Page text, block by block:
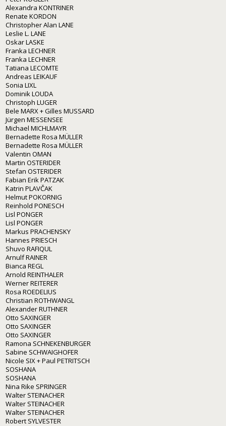
Alexandra KONTRINER
Renate KORDON
Christopher Alan LANE
Leslie L. LANE
Oskar LASKE
Franka LECHNER
Franka LECHNER
Tatiana LECOMTE
Andreas LEIKAUF
Sonia LIXL
Dominik LOUDA
Christoph LUGER
Bele MARX + Gilles MUSSARD
Jürgen MESSENSEE
Michael MICHLMAYR
Bernadette Rosa MÜLLER
Bernadette Rosa MÜLLER
Valentin OMAN
Martin OSTERIDER
Stefan OSTERIDER
Fabian Erik PATZAK
Katrin PLAVČAK
Helmut POKORNIG
Reinhold PONESCH
Lisl PONGER
Lisl PONGER
Markus PRACHENSKY
Hannes PRIESCH
Shuvo RAFIQUL
Arnulf RAINER
Bianca REGL
Arnold REINTHALER
Werner REITERER
Rosa ROEDELIUS
Christian ROTHWANGL
Alexander RUTHNER
Otto SAXINGER
Otto SAXINGER
Otto SAXINGER
Ramona SCHNEKENBURGER
Sabine SCHWAIGHOFER
Nicole SIX + Paul PETRITSCH
SOSHANA
SOSHANA
Nina Rike SPRINGER
Walter STEINACHER
Walter STEINACHER
Walter STEINACHER
Robert SYLVESTER